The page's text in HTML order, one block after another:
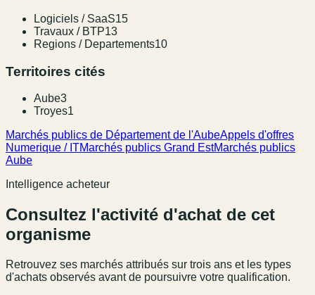
Logiciels / SaaS15
Travaux / BTP13
Regions / Departements10
Territoires cités
Aube3
Troyes1
Marchés publics de Département de l'AubeAppels d'offres
Numerique / ITMarchés publics Grand EstMarchés publics
Aube
Intelligence acheteur
Consultez l'activité d'achat de cet
organisme
Retrouvez ses marchés attribués sur trois ans et les types
d'achats observés avant de poursuivre votre qualification.